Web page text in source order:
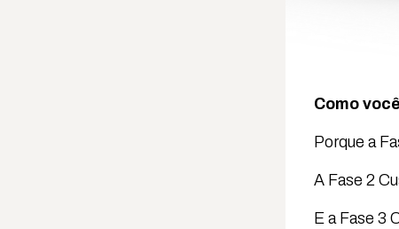
Como
Porque a
A Fase 2
E a Fase 3